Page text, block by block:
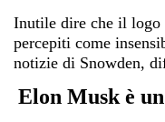
Inutile dire che il logo
percepiti come
notizie di Snowden,
Elon Musk è